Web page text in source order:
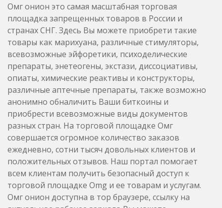
Омг онион это самая масштабная торговая
площадка запрещенных товаров в России и
странах СНГ. Здесь Вы можете приобрети такие
товары как марихуана, различные стимуляторы,
всевозможные эйфоретики, психоделические
препараты, энетеогены, экстази, диссоциативы,
опиаты, химические реактивы и конструкторы,
различные аптечные препараты, также возможно
анонимно обналичить Ваши биткоины и
приобрести всевозможные виды документов
разных стран. На торговой площадке Омг
совершается огромное количество заказов
ежедневно, сотни тысяч довольных клиентов и
положительных отзывов. Наш портал помогает
всем клиентам получить безопасный доступ к
торговой площадке Omg и ее товарам и услугам.
Омг онион доступна в тор браузере, ссылку на